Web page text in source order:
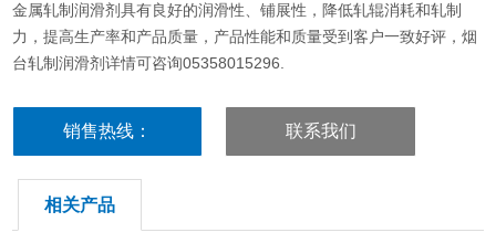
金属轧制润滑剂具有良好的润滑性、铺展性，降低轧辊消耗和轧制
力，提高生产率和产品质量，产品性能和质量受到客户一致好评，烟
台轧制润滑剂详情可咨询05358015296.
销售热线：
18396600176
联系我们
相关产品